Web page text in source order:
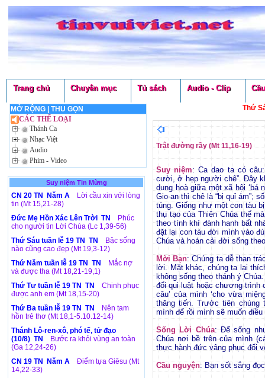
Trang chủ Chuyên mục Tủ sách Audio - Clip
MỞ RỘNG| THU GỌN
CÁC THỂ LOẠI
Thánh Ca
Nhạc Việt
Audio
Phim - Video
Suy niệm Tin Mừng
CN 20 TN Năm A
Lời cầu xin với lòng
tin (Mt 15,21-28)
Đức Mẹ Hồn Xác Lên Trời TN
Phúc
cho người tin Lời Chúa (Lc 1,39-56)
Thứ Sáu tuần lễ 19 TN TN
Bậc sống
nào cũng cao đẹp (Mt 19,3-12)
Thứ Năm tuần lễ 19 TN TN
Mắc nợ
và được tha (Mt 18,21-19,1)
Thứ Tư tuần lễ 19 TN TN
Chinh phục
được anh em (Mt 18,15-20)
Thứ Ba tuần lễ 19 TN TN
Nên tam
hồn trẻ thơ (Mt 18,1-5.10.12-14)
Thánh Lô-ren-xô, phó tế, tử đạo
(10/8) TN
Bước ra khỏi vùng an toàn
(Ga 12,24-26)
CN 19 TN Năm A
Điểm tựa Giêsu (Mt
14,22-33)
Thứ
Trật đường rầy (Mt 11,16-19)
Suy niệm: Ca dao ta có
cười, ở hẹp người chê”. Đây
dung hoà giữa một xã hội ‘bá
Gio-an thì chê là “bị quỉ ám”;
túng. Giống như một con tàu
thụ tạo của Thiên Chúa thế
theo tính khí đành hanh bất
đặt lại con tàu đời mình vào
Chúa và hoán cải đời sống
Mời Bạn: Chúng ta dễ than
lời. Mặt khác, chúng ta lại
không sống theo thánh ý
đổi qui luật hoặc chương trình
câu’ của mình ‘cho vừa
thăng tiến. Trước tiên chúng
mình để rồi mình sẽ muốn điều
Sống Lời Chúa: Để sống
Chúa nơi bề trên của mình
thực hành đức vâng phục đối
Cầu nguyện: Bạn sốt sắng